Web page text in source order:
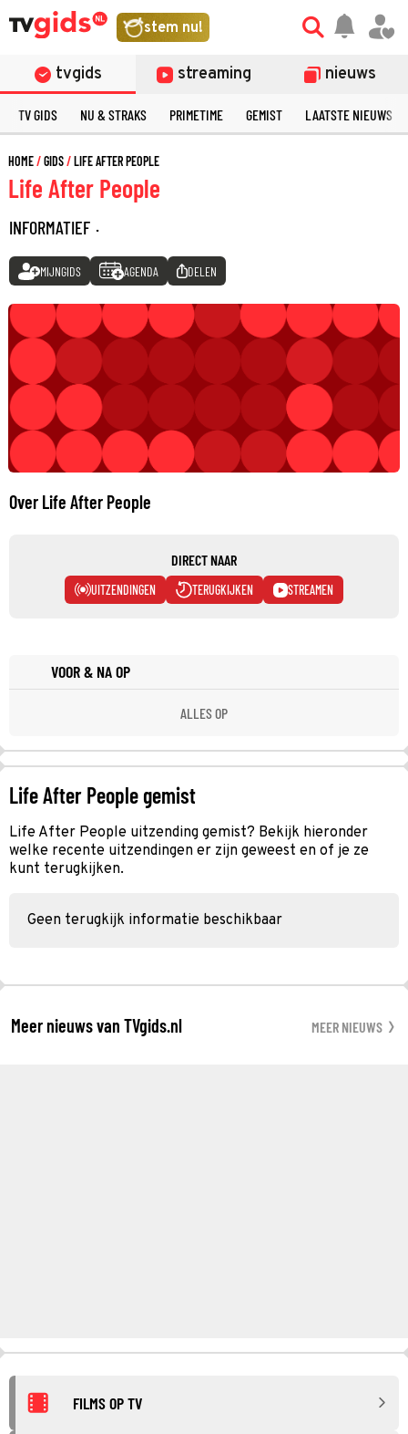
stem nu!
tvgids streaming nieuws
TV GIDS NU & STRAKS PRIMETIME GEMIST LAATSTE NIEUWS
HOME GIDS LIFE AFTER PEOPLE
Life After People
INFORMATIEF ·
MIJNGIDS AGENDA DELEN
Over Life After People
DIRECT NAAR
UITZENDINGEN TERUGKIJKEN STREAMEN
VOOR & NA OP
ALLES OP
Life After People gemist
Life After People uitzending gemist? Bekijk hieronder
welke recente uitzendingen er zijn geweest en of je ze
kunt terugkijken.
Geen terugkijk informatie beschikbaar
Meer nieuws van TVgids.nl MEER NIEUWS
FILMS OP TV